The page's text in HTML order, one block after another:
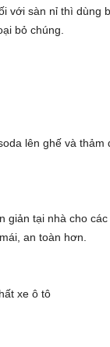
với sàn nỉ thì dùng
bỏ chúng.
lên ghế và
tại nhà cho
an toàn hơn.
xe ô tô